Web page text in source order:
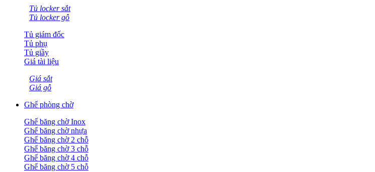
Tủ locker sắt
Tủ locker gỗ
Tủ giám đốc
Tủ phụ
Tủ giầy
Giá tài liệu
Giá sắt
Giá gỗ
Ghế phòng chờ
Ghế băng chờ Inox
Ghế băng chờ nhựa
Ghế băng chờ 2 chỗ
Ghế băng chờ 3 chỗ
Ghế băng chờ 4 chỗ
Ghế băng chờ 5 chỗ